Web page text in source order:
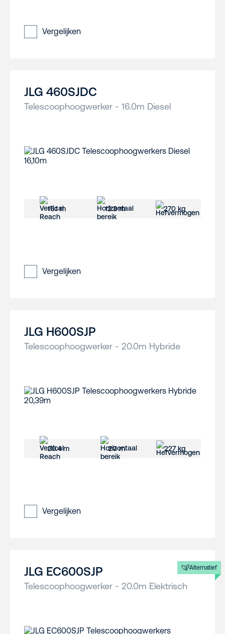
Vergelijken
JLG 460SJDC
Telescoophoogwerker - 16.0m Diesel
16.1 m 12.3 m 270 kg
Vergelijken
JLG H600SJP
Telescoophoogwerker - 20.0m Hybride
20.4 m 20 m 227 kg
Vergelijken
Alternatief
JLG EC600SJP
Telescoophoogwerker - 20.0m Elektrisch